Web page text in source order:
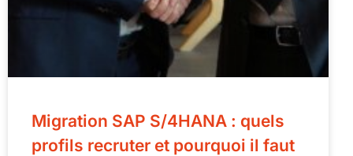
Migration SAP S/4HANA : quels
profils recruter et pourquoi il faut